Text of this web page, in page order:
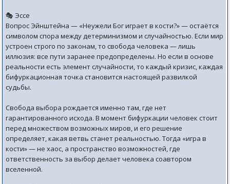
🎭 Эссе
Вопрос Эйнштейна — «Неужели Бог играет в кости?» — остаётся
символом спора между детерминизмом и случайностью. Если мир
устроен строго по законам, то свобода человека — лишь
иллюзия: все пути заранее предопределены. Но если в основе
реальности есть элемент случайности, то каждый кризис, каждая
бифуркационная точка становится настоящей развилкой
судьбы.
Свобода выбора рождается именно там, где нет
гарантированного исхода. В момент бифуркации человек стоит
перед множеством возможных миров, и его решение
определяет, какая ветвь станет реальностью. Тогда «игра в
кости» — не хаос, а пространство возможностей, где
ответственность за выбор делает человека соавтором
вселенной.